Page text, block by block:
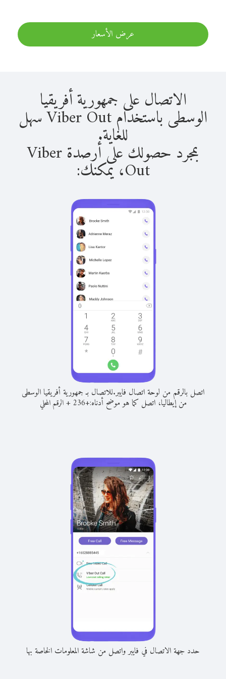
عرض الأسعار
الاتصال على جمهورية أفريقيا
الوسطى باستخدام Viber Out سهل
للغاية.
بمجرد حصولك على أرصدة Viber
Out، يمكنك:
اتصل بالرقم من لوحة اتصال فايبر.للاتصال بـ جمهورية أفريقيا الوسطى
من إيطاليا، اتصل كما هو موضح أدناه:+
236
+الرقم المحلي
حدد جهة الاتصال في فايبر واتصل من شاشة المعلومات الخاصة بها